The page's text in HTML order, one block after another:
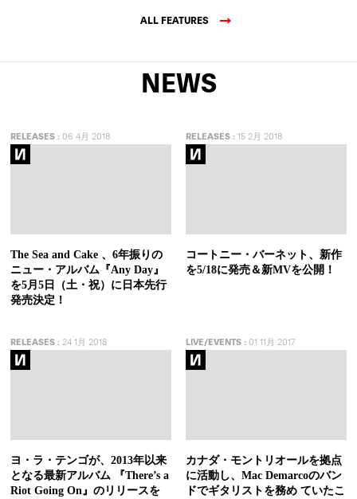
ALL FEATURES
NEWS
RELEASES : 06 4月 2018
The Sea and Cake 、6年振りの
ニュー・アルバム『Any Day』
を5月5日（土・祝）に日本先行
発売決定！
RELEASES:15 2月 2018
コートニー・バーネット、新作
を5/18に発売＆新MVを公開！
RELEASES : 24 1月 2018
ヨ・ラ・テンゴが、2013年以来
となる最新アルバム 『There’s a
Riot Going On』のリリースを
LIVE/EVENTS:01 11月 2017
カナダ・モントリオールを拠点
に活動し、Mac Demarcoのバン
ドでギタリストを務め ていたこ